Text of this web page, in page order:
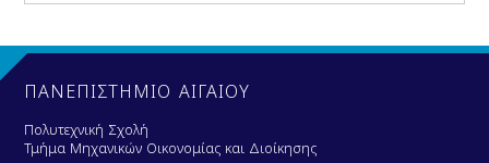
ΠΑΝΕΠΙΣΤΗΜΙΟ ΑΙΓΑΙΟΥ
Πολυτεχνική Σχολή
Τμήμα Μηχανικών Οικονομίας και Διοίκησης